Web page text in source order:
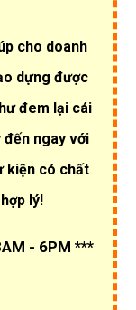
cho doanh
dựng được
đem lại cái
đến ngay với
kiện có chất
lý!
- 6PM ***